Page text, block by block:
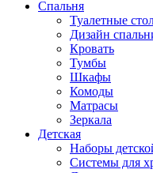
Спальня
Туалетные
Дизайн
Кровать
Тумбы
Шкафы
Комоды
Матрасы
Зеркала
Детская
Наборы
Системы для